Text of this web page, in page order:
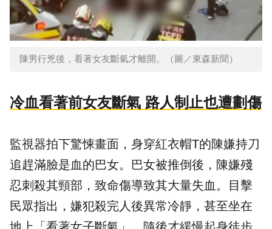
陳男行兇後，看著女友斷氣才離開。（圖／東森新聞）
冷血看著前女友斷氣 路人制止也遭劃傷
監視器拍下驚悚畫面，身穿紅衣帽T的陳嫌持刀
追趕滿臉是血的巴女。巴女被推倒後，陳嫌殘
忍刺殺其頸部，致命傷導致其大量失血。目擊
民眾指出，嫌犯殺完人後異常冷靜，甚至坐在